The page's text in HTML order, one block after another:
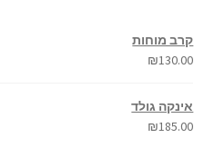
קרב מוחות
₪130.00
אינקה גולד
₪185.00